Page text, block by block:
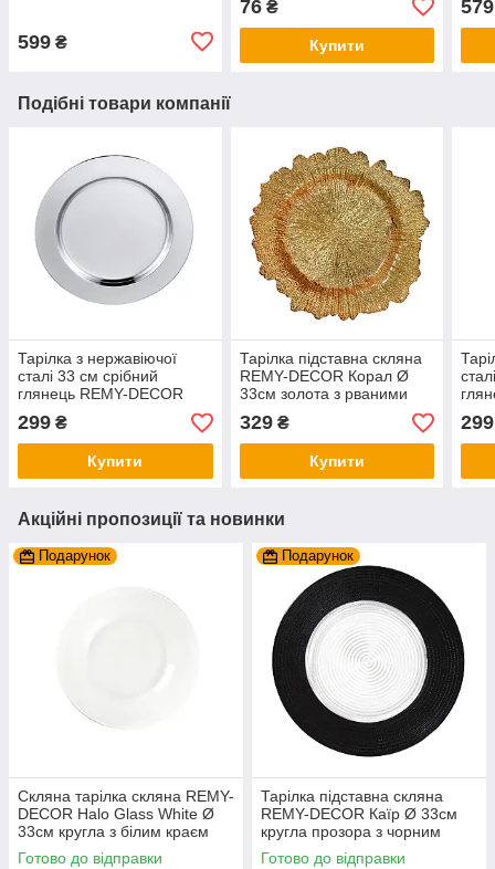
599 ₴
ресторанів кафе та дому
76₴
Купити
579
Подібні товари компанії
Тарілка з нержавіючої
сталі 33 см срібний
глянець REMY-DECOR
підставна для фруктів
299 ₴
Купити
Тарілка підставна скляна
REMY-DECOR Корал Ø
33см золота з рваними
329₴
Купити
299
Акційні пропозиції та новинки
Подарунок
Скляна тарілка скляна REMY-
DECOR Halo Glass White Ø
33см кругла з білим краєм
для святкового столу
Готово до відправки
Подарунок
Тарілка підставна скляна
REMY-DECOR Каїр Ø 33см
кругла прозора з чорним
обідком на святковий стіл
Готово до відправки